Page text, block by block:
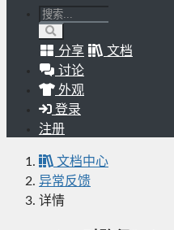
分享
文档
讨论
外观
登录
注册
文档中心
异常反馈
详情